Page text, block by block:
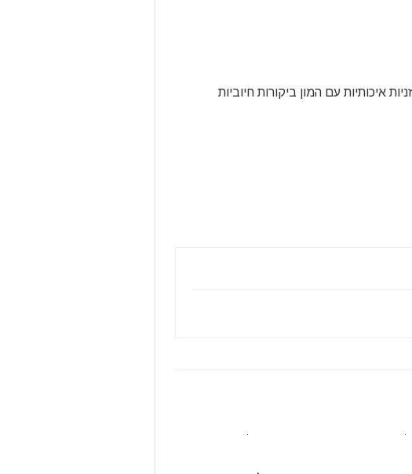
איכותיות עם המון ביקורות חיוביות